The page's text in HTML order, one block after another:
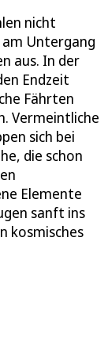
nicht
Untergang
aus. In der
Endzeit
Fährten
Vermeintliche
sich bei
die schon
Elemente
sanft ins
kosmisches